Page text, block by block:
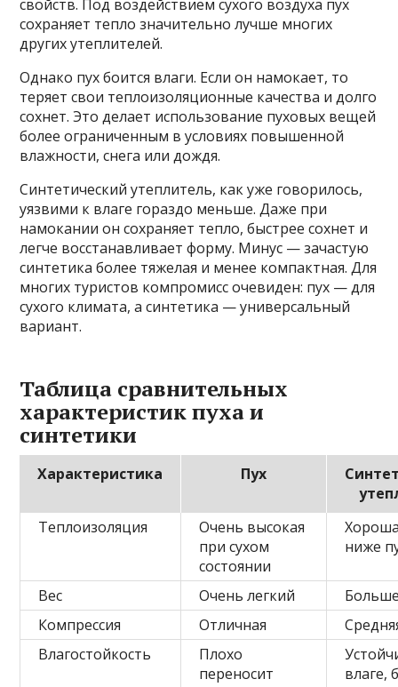
свойств. Под воздействием сухого воздуха пух
сохраняет тепло значительно лучше многих
других утеплителей.
Однако пух боится влаги. Если он намокает, то
теряет свои теплоизоляционные качества и долго
сохнет. Это делает использование пуховых вещей
более ограниченным в условиях повышенной
влажности, снега или дождя.
Синтетический утеплитель, как уже говорилось,
уязвими к влаге гораздо меньше. Даже при
намокании он сохраняет тепло, быстрее сохнет и
легче восстанавливает форму. Минус — зачастую
синтетика более тяжелая и менее компактная. Для
многих туристов компромисс очевиден: пух — для
сухого климата, а синтетика — универсальный
вариант.
Таблица сравнительных
характеристик пуха и
синтетики
Характеристика Пух
Теплоизоляция
Очень высокая
при сухом
состоянии
ниже
Вес Очень легкий
Компрессия
Отличная
Влагостойкость
Плохо
переносит
влаге,